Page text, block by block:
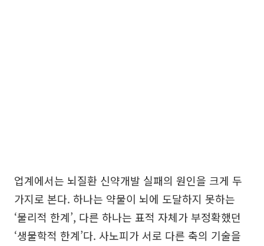
업계에서는 뇌질환 신약개발 실패의 원인을 크게 두
가지로 본다. 하나는 약물이 뇌에 도달하지 못하는
‘물리적 한계’, 다른 하나는 표적 자체가 부정확했던
‘생물학적 한계’다. 사노피가 서로 다른 축의 기술을